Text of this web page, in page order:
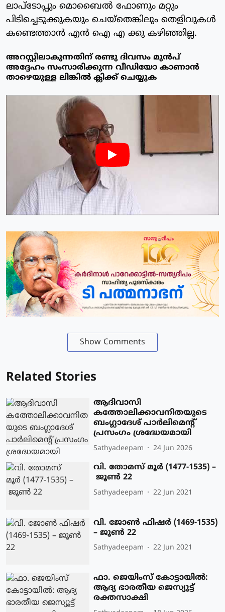
ലാപ്‌ടോപ്പും മൊബൈല്‍ ഫോണും മറ്റും
പിടിച്ചെടുക്കുകയും ചെയ്‌തെങ്കിലും തെളിവുകള്‍
കണ്ടെത്താന്‍ എന്‍ ഐ എ ക്കു കഴിഞ്ഞില്ല.
അറസ്റ്റിലാകുന്നതിന് രണ്ടു ദിവസം മുൻപ്
അദ്ദേഹം സംസാരിക്കുന്ന വീഡിയോ കാണാൻ
താഴെയുള്ള ലിങ്കിൽ ക്ലിക്ക് ചെയ്യുക
Show Comments
Related Stories
ആദിവാസി
കത്തോലിക്കാവനിതയുടെ
ബംഗ്ലാദേശ് പാര്‍ലിമെന്റ്
പ്രസംഗം ശ്രദ്ധേയമായി
Sathyadeepam 24 Jun 2026
വി. തോമസ് മൂര്‍ (1477-1535) –
ജൂണ്‍ 22
Sathyadeepam 22 Jun 2021
വി. ജോണ്‍ ഫിഷര്‍ (1469-1535)
– ജൂണ്‍ 22
Sathyadeepam 22 Jun 2021
ഫാ. ജെയിംസ് കോട്ടായിൽ:
ആദ്യ ഭാരതീയ ജെസ്യൂട്ട്
രക്തസാക്ഷി